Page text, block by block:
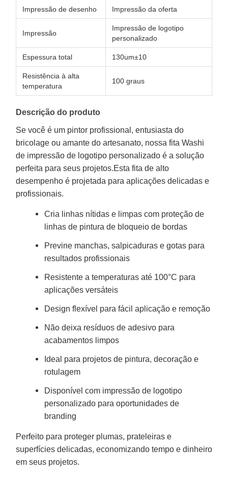
Impressão de desenho Impressão da oferta
Impressão
Impressão de logotipo
personalizado
Espessura total 130um±10
Resistência à alta
temperatura
100 graus
Descrição do produto
Se você é um pintor profissional, entusiasta do
bricolage ou amante do artesanato, nossa fita Washi
de impressão de logotipo personalizado é a solução
perfeita para seus projetos.Esta fita de alto
desempenho é projetada para aplicações delicadas e
profissionais.
Cria linhas nítidas e limpas com proteção de
linhas de pintura de bloqueio de bordas
Previne manchas, salpicaduras e gotas para
resultados profissionais
Resistente a temperaturas até 100°C para
aplicações versáteis
Design flexível para fácil aplicação e remoção
Não deixa resíduos de adesivo para
acabamentos limpos
Ideal para projetos de pintura, decoração e
rotulagem
Disponível com impressão de logotipo
personalizado para oportunidades de
branding
Perfeito para proteger plumas, prateleiras e
superfícies delicadas, economizando tempo e dinheiro
em seus projetos.